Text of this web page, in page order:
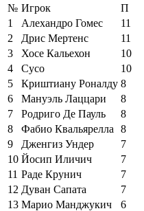
№ Игрок
П
1
Алехандро Гомес
11
2
Дрис Мертенс
11
3
Хосе Кальехон
10
4
Сусо
10
5
Криштиану Роналду 8
6
Мануэль Лаццари
8
7
Родриго Де Пауль
8
8
Фабио Квальярелла
8
9
Дженгиз Ундер
7
10 Йосип Иличич
7
11 Раде Крунич
7
12 Дуван Сапата
7
13 Марио Манджукич
6